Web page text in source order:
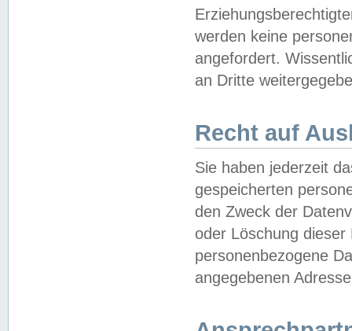
werden keine
angefordert.
an Dritte
Recht auf
Sie haben jederzeit
gespeicherten
den Zweck der
oder Löschung
personenbezogene
angegebenen